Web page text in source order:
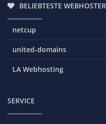
BELIEBTESTE WEBHOSTER
netcup
united-domains
LA Webhosting
SERVICE